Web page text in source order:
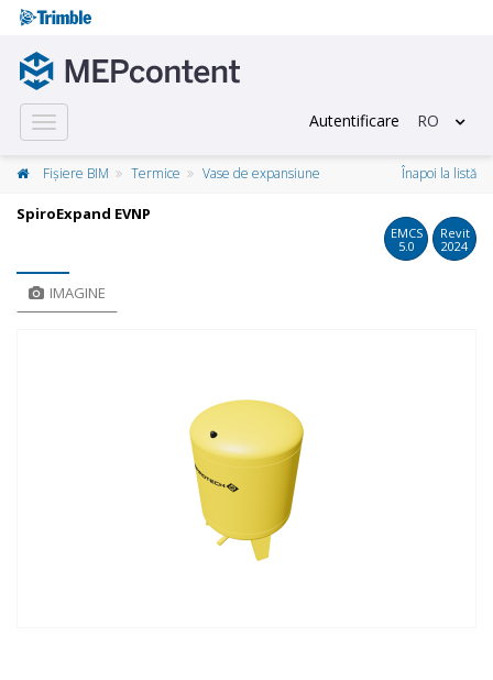
Toggle
navigation
Autentificare RO
Fișiere BIM Termice Vase de expansiune Înapoi la listă
SpiroExpand EVNP
EMCS
5.0
Revit
2024
IMAGINE